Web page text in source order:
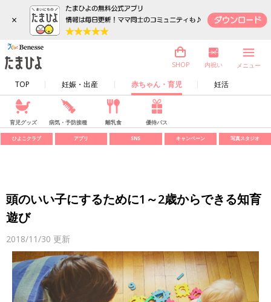
×
TOP 妊娠・出産 赤ちゃん・育児 妊活
SHOP 内祝い メニュー
育児グッズ 病気・予防接種 離乳食 優待パス
ひよこクラブ アプリ SNS キャンペーン 写真スタジオ
頭のいい子にするために1～2歳からできる知育
遊び
2018/11/30 更新